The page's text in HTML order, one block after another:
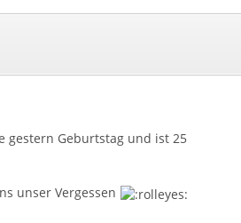
gestern Geburtstag und ist 25
unser Vergessen